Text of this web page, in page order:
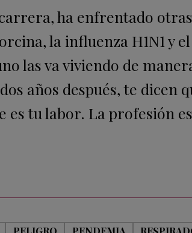
ha enfrentado otras
la influenza H1N1 y el
las va viviendo de
años después, te dicen
tu labor. La profesión